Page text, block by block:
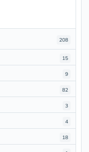
208
15
9
82
3
4
18